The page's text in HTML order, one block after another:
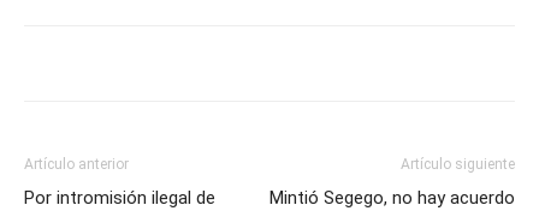
Artículo anterior
Por intromisión ilegal de
Artículo siguiente
Mintió Segego, no hay acuerdo